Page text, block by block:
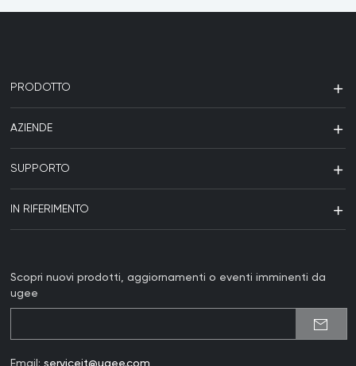
PRODOTTO
AZIENDE
SUPPORTO
IN RIFERIMENTO
Scopri nuovi prodotti, aggiornamenti o eventi imminenti da
ugee
Email:serviceit@ugee.com